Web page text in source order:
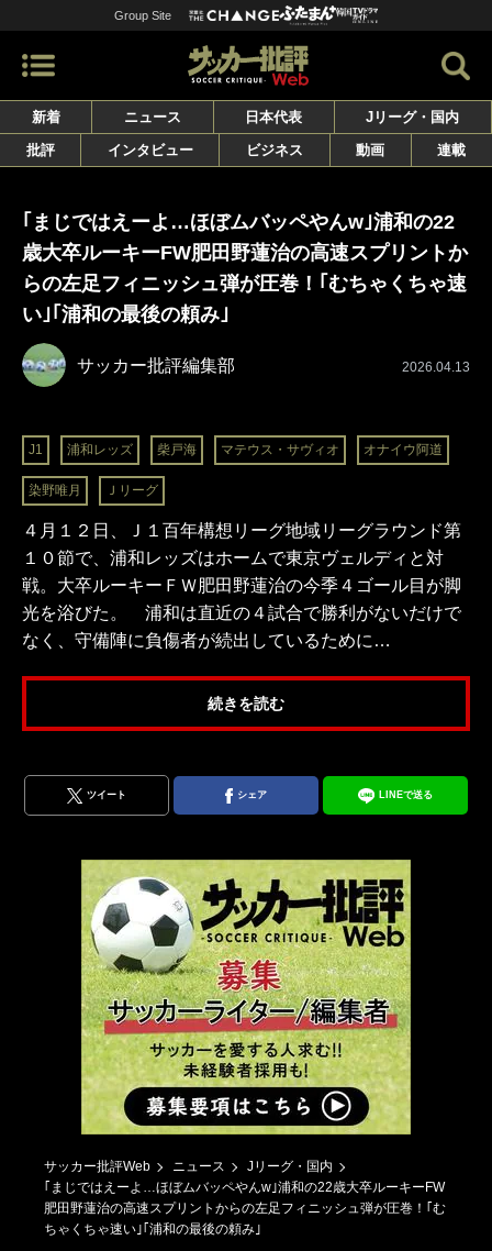
Group Site
新着 ニュース 日本代表
Jリーグ・国内
批評
インタビュー ビジネス 動画 連載
｢まじではえーよ…ほぼムバッペやんw｣浦和の22
歳大卒ルーキーFW肥田野蓮治の高速スプリントか
らの左足フィニッシュ弾が圧巻！｢むちゃくちゃ速
い｣｢浦和の最後の頼み｣
サッカー批評編集部 2026.04.13
J1 浦和レッズ 柴戸海 マテウス・サヴィオ オナイウ阿道
染野唯月 Ｊリーグ
４月１２日、Ｊ１百年構想リーグ地域リーグラウンド第
１０節で、浦和レッズはホームで東京ヴェルディと対
戦。大卒ルーキーＦＷ肥田野蓮治の今季４ゴール目が脚
光を浴びた。 浦和は直近の４試合で勝利がないだけで
なく、守備陣に負傷者が続出しているために…
続きを読む
ツイート シェア LINEで送る
サッカー批評Web ニュース
Jリーグ・国内
｢まじではえーよ…ほぼムバッペやんw｣浦和の22歳大卒ルーキーFW
肥田野蓮治の高速スプリントからの左足フィニッシュ弾が圧巻！｢む
ちゃくちゃ速い｣｢浦和の最後の頼み｣